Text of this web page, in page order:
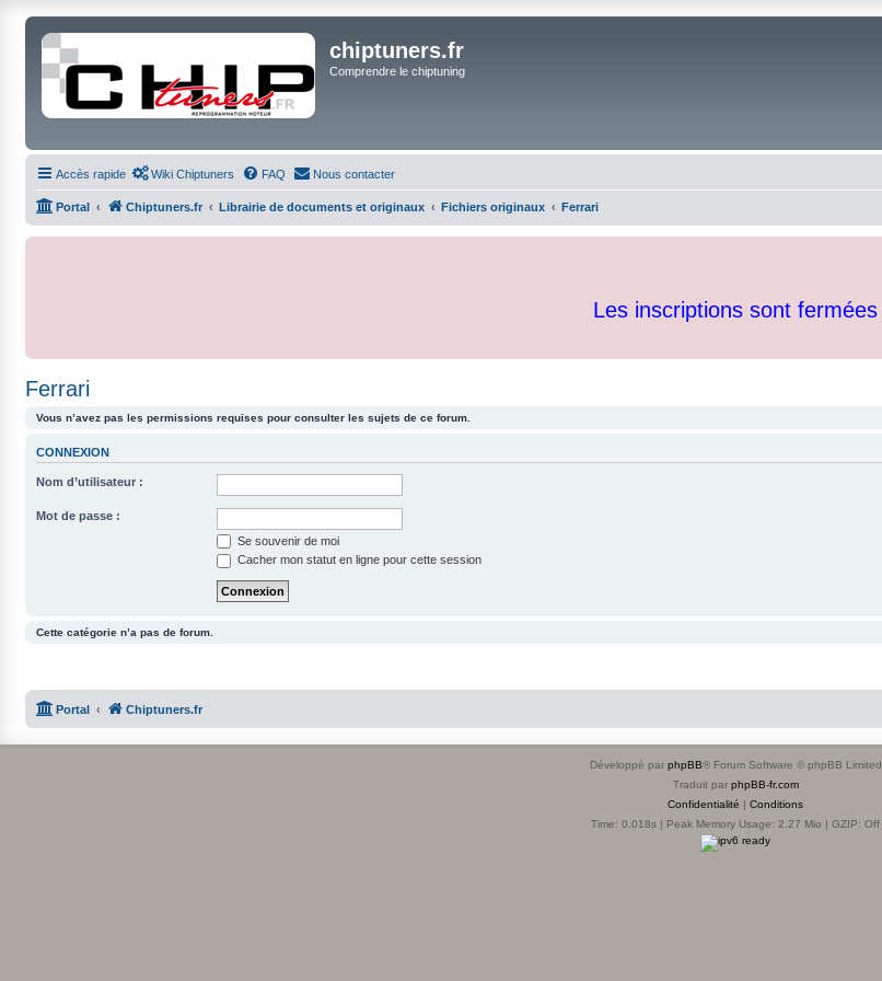
chiptuners.fr
Comprendre le chiptuning
Accès rapide Wiki Chiptuners FAQ Nous contacter
Portal Chiptuners.fr Librairie de documents et originaux Fichiers originaux Ferrari
Les inscriptions sont fermées
Ferrari
Vous n’avez pas les permissions requises pour consulter les sujets de ce forum.
CONNEXION
Nom d’utilisateur :
Mot de passe :
Se souvenir de moi
Cacher mon statut en ligne pour cette session
Cette catégorie n’a pas de forum.
Portal Chiptuners.fr
Développé par phpBB® Forum Software © phpBB Limited
Traduit par phpBB-fr.com
Confidentialité | Conditions
Time: 0.018s | Peak Memory Usage: 2.27 Mio | GZIP: Off